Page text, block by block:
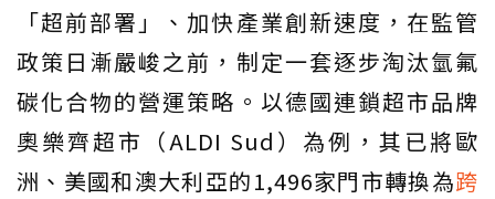
「超前部署」、加快產業創新速度，在監管
政策日漸嚴峻之前，制定一套逐步淘汰氫氟
碳化合物的營運策略。以德國連鎖超市品牌
奧樂齊超市（ALDI Sud）為例，其已將歐
洲、美國和澳大利亞的1,496家門市轉換為跨